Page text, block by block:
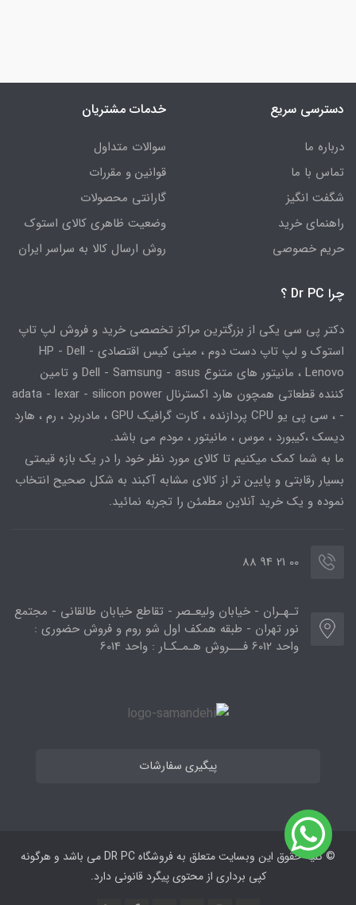
دسترسی سریع
درباره ما
تماس با ما
شگفت انگیز
راهنمای خرید
حریم خصوصی
خدمات مشتریان
سوالات متداول
قوانین و مقررات
گارانتی محصولات
وضعیت ظاهری کالای استوک
روش ارسال کالا به سراسر ایران
چرا Dr PC ؟
دکتر پی سی یکی از بزرگترین مراکز تخصصی خرید و فروش لپ تاپ
استوک و لپ تاپ دست دوم ، مینی کیس اقتصادی HP - Dell -
Lenovo ، مانیتور های متنوع Dell - Samsung - asus و تامین
کننده قطعاتی همچون هارد اکسترنال adata - lexar - silicon power
- ، سی پی یو CPU پردازنده ، کارت گرافیک GPU ، مادربرد ، رم ، هارد
دیسک ،کیبورد ، موس ، مانیتور ، مودم می باشد.
ما به شما کمک میکنیم تا کالای مورد نظر خود را در یک بازه قیمتی
بسیار رقابتی و پایین تر از کالای مشابه آکبند به شکل صحیح انتخاب
نموده و یک خرید آنلاین مطمئن را تجربه نمائید.
00 21 94 88
تـهـران - خیابان ولیعـصر - تقاطع خیابان طالقانی - مجتمع
نور تهران - طبقه همکف اول شو روم و فروش حضوری :
واحد 6012 فـــروش هـمـکـار : واحد 6014
پیگیری سفارشات
© کلیه حقوق این وبسایت متعلق به فروشگاه DR PC می ‌باشد و هرگونه
کپی برداری از محتوی پیگرد قانونی دارد.